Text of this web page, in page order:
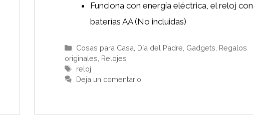
Funciona con energía eléctrica, el reloj con
baterías AA (No incluidas)
Categorías
Cosas para Casa Día del Padre Gadgets Regalos
originales Relojes
Etiquetas
reloj
Deja un comentario